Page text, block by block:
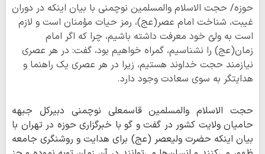
حوزه/ حجت الاسلام والمسلمین نوچمنی با بیان اینکه در دوران
غیبت، شناخت امام عصر(عج)، رمز حیات مؤمنان است و لازم
است به ولیّ خود معرفت داشته باشیم، چرا که اگر امام
زمان(عج) را نشناسیم، گمراه خواهیم بود، گفت: در هر عصری
نیازمند حجت خداوند هستیم، زیرا در هر عصری یک راهنما و
هدایتگر به سوی سعادت وجود دارد.
حجت الاسلام والمسلمین قاسمعلی نوچمنی دبیرکل جبهه
حامیان ولایت کشور در گفت و گو با خبرگزاری حوزه در تهران با
بیان اینکه حضرت ولیعصر (عج) برای هدایت و روشنگری جامعه